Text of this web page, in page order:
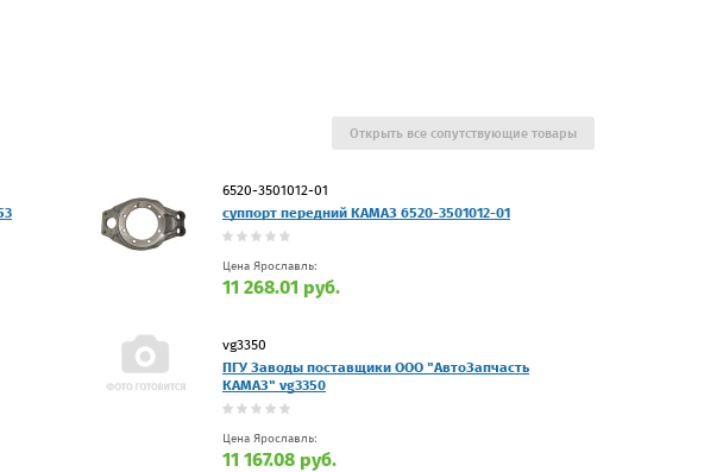
6520-3501012-01
суппорт передний КАМАЗ 6520-3501012-01
Цена Ярославль:
11 268.01 руб.
vg3350
ПГУ Заводы поставщики ООО "АвтоЗапчасть
КАМАЗ" vg3350
Цена Ярославль:
11 167.08 руб.
Открыть все сопутствующие товары